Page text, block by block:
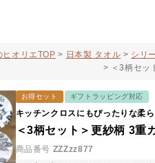
オリエTOP 日本製 タオル シリ
＜3柄セッ
お得セット ギフトラッピング対応
キッチンクロスにもぴったりな柔
＜3柄セット＞更紗柄 3重
商品番号 ZZZzz877